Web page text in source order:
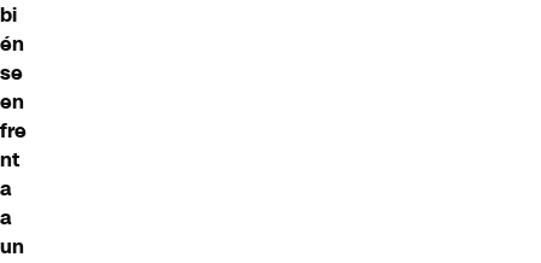
bi
én
se
en
fre
nt
a
a
un